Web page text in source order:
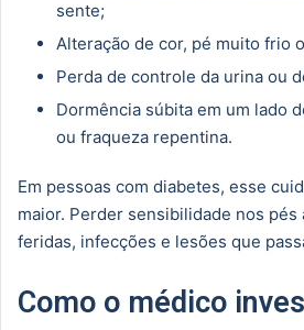
sente;
Alteração de cor, pé muito frio
Perda de controle da urina ou
Dormência súbita em um lado
ou fraqueza repentina.
Em pessoas com diabetes, esse
maior. Perder sensibilidade nos pés
feridas, infecções e lesões que
Como o médico